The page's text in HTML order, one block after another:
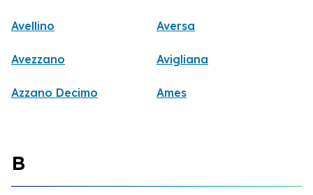
Avellino Aversa
Avezzano Avigliana
Azzano Decimo Ames
B